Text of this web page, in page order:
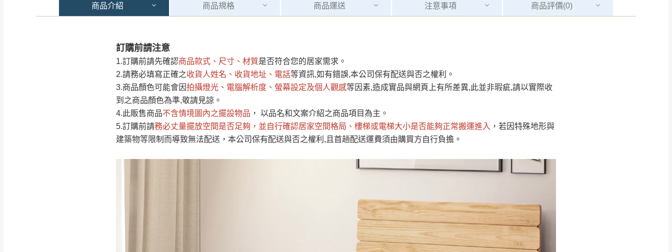
商品介紹 商品規格 商品運送 注意事項 商品評價(0)
訂購前請注意
1.訂購前請先確認商品款式、尺寸、材質是否符合您的居家需求。
2.請務必填寫正確之收貨人姓名、收貨地址、電話等資訊,如有錯誤,本公司保有配送與否之權利。
3.商品顏色可能會因拍攝燈光、電腦解析度、螢幕設定及個人觀感等因素,造成實品與網頁上有所差異,此並非瑕疵,請以實際收
到之商品顏色為準,敬請見諒。
4.此販售商品不含情境圖內之擺設物品 ， 以品名和文案介紹之商品項目為主。
5.訂購前請務必丈量擺放空間是否足夠 ，並自行確認居家空間格局、 樓梯或電梯大小是否能夠正常搬運進入 ，若因特殊地形與
建築物等限制而導致無法配送，本公司保有配送與否之權利,且首趟配送運費須由購買方自行負擔。
運 費 說 明
運送地區
桃園
峨眉鄉、五峰鄉、橫山、北埔鄉、尖石
雙溪、貢寮、烏來、平溪、九份、石
注意事項：
由於品項繁多，網頁無法及時更新，如有需要購買商品，請於出發前來電或到「官方Line客服」來信確
認商品是否有「現貨」與 「金額」。
若商品價格或庫存有異常，商家有權取消訂單。
接單後二日內(不含例假日)，我們客服會與您電話聯絡或E-Mail通知確認訂單。
（線上客服 LINE → @dershin）
下單前先詢問是否現貨，若未詢問下單後無現貨我們客服會再來電或E-Mail與您聯絡
運送範圍：限定北至基隆，南至苗栗，偏遠地區恕無法提供運送 (詳見運送規章)。
苗栗至基隆；其它地區暫不開放，如因特殊地型限制(山區、鄉、鎮、村)、樓梯太小、無法搬運上樓等因
保護物流人員的工作安全，賣家無提供吊掛服務，若需以吊車或其他的吊掛方式吊運，費用將由買方自
(0)筆 全部 依評論高至低排列 依評論低至高排列 只顯示附上圖片